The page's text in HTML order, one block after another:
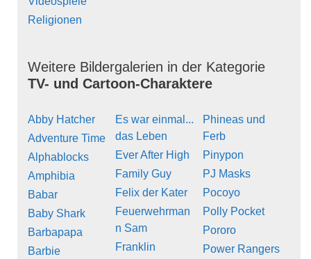
Religionen
Weitere Bildergalerien in der Kategorie
TV- und Cartoon-Charaktere
Abby Hatcher
Adventure Time
Alphablocks
Amphibia
Babar
Baby Shark
Barbapapa
Barbie
Es war einmal...
das Leben
Ever After High
Family Guy
Felix der Kater
Feuerwehrman
n Sam
Franklin
Phineas und
Ferb
Pinypon
PJ Masks
Pocoyo
Polly Pocket
Pororo
Power Rangers